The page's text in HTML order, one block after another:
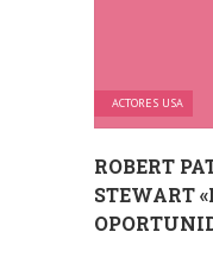
ACTORES USA
ROBERT
STEWART